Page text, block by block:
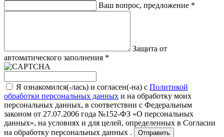
Ваш вопрос, предложение *
Защита от
автоматического заполнения *
Я ознакомился(-лась) и согласен(-на) с Политикой
обработки персональных данных и на обработку моих
персональных данных, в соответствии с Федеральным
законом от 27.07.2006 года №152-ФЗ «О персональных
данных», на условиях и для целей, определенных в Согласии
на обработку персональных данных .
Отправить